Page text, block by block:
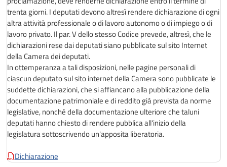
trenta giorni. I deputati devono altresì rendere dichiarazione di ogni
altra attività professionale o di lavoro autonomo o di impiego o di
lavoro privato. Il par. V dello stesso Codice prevede, altresì, che le
dichiarazioni rese dai deputati siano pubblicate sul sito Internet
della Camera dei deputati.
In ottemperanza a tali disposizioni, nelle pagine personali di
ciascun deputato sul sito internet della Camera sono pubblicate le
suddette dichiarazioni, che si affiancano alla pubblicazione della
documentazione patrimoniale e di reddito già prevista da norme
legislative, nonché della documentazione ulteriore che taluni
deputati hanno chiesto di rendere pubblica all'inizio della
legislatura sottoscrivendo un'apposita liberatoria.
Dichiarazione